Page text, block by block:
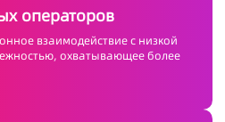
операторов
взаимодействие с низкой
охватывающее более